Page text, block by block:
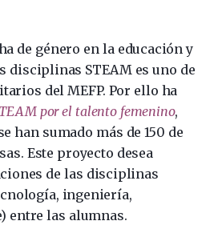
de género en la educación y
disciplinas STEAM es uno de
del MEFP. Por ello ha
por el talento femenino,
han sumado más de 150 de
Este proyecto desea
de las disciplinas
ingeniería,
entre las alumnas.